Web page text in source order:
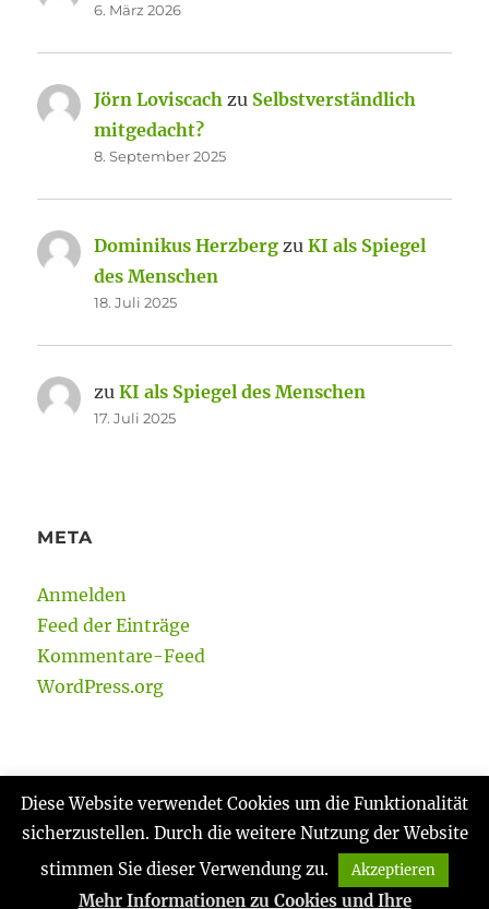
6. März 2026
Jörn Loviscach zu Selbstverständlich
mitgedacht?
8. September 2025
Dominikus Herzberg zuKI als Spiegel
des Menschen
18. Juli 2025
zuKI als Spiegel des Menschen
17. Juli 2025
META
Anmelden
Feed der Einträge
Kommentare-Feed
WordPress.org
Gabi Reinmann Datenschutzerklärung
Stolz
präsentiert von WordPress
Diese Website verwendet Cookies um die Funktionalität
sicherzustellen. Durch die weitere Nutzung der Website
stimmen Sie dieser Verwendung zu.
Akzeptieren
Mehr Informationen zu Cookies und Ihre